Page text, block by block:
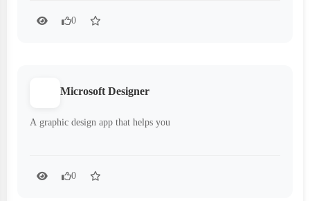
0
Microsoft Designer
A graphic design app that helps you
0